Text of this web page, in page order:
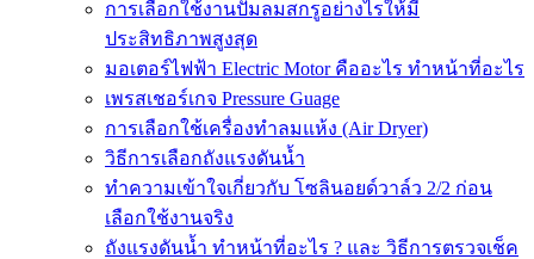
การเลือกใช้งานปั๊มลมสกรูอย่างไรให้มี
ประสิทธิภาพสูงสุด
มอเตอร์ไฟฟ้า Electric Motor คืออะไร ทำหน้าที่อะไร
เพรสเชอร์เกจ Pressure Guage
การเลือกใช้เครื่องทำลมแห้ง (Air Dryer)
วิธีการเลือกถังแรงดันน้ำ
ทำความเข้าใจเกี่ยวกับ โซลินอยด์วาล์ว 2/2 ก่อน
เลือกใช้งานจริง
ถังแรงดันน้ำ ทำหน้าที่อะไร ? และ วิธีการตรวจเช็ค